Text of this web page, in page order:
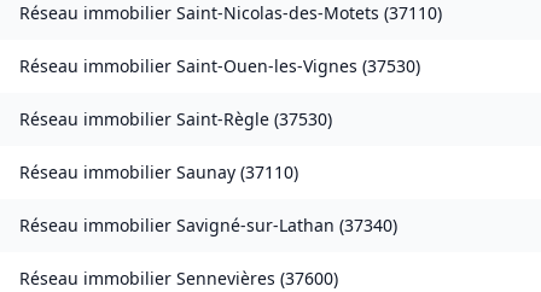
Réseau immobilier Saint-Nicolas-des-Motets (37110)
Réseau immobilier Saint-Ouen-les-Vignes (37530)
Réseau immobilier Saint-Règle (37530)
Réseau immobilier Saunay (37110)
Réseau immobilier Savigné-sur-Lathan (37340)
Réseau immobilier Sennevières (37600)